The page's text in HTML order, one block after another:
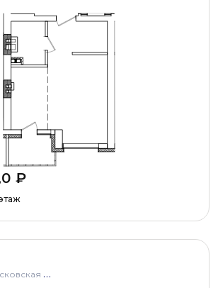
₽
округ Пушкинский, с. Тарасовка, мкр Пушкарь, дома № 1, 2, 3